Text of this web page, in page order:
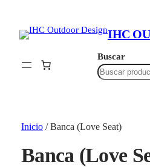
IHC
Buscar
Inicio/ Banca (Love Seat)
Banca (Love